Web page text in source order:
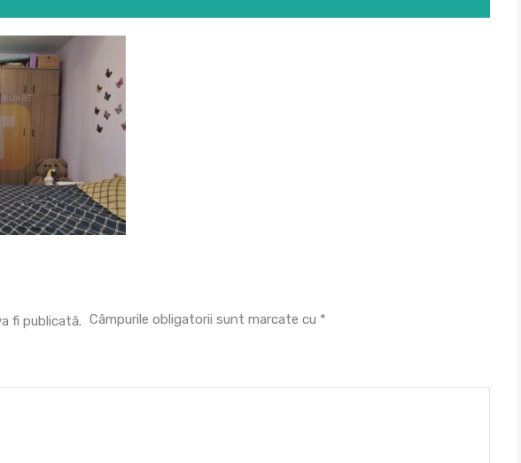
fi publicată. Câmpurile obligatorii sunt marcate cu *